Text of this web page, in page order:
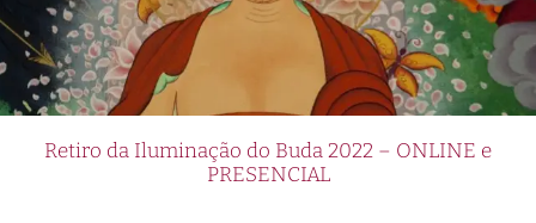
Retiro da Iluminação do Buda 2022 – ONLINE e
PRESENCIAL